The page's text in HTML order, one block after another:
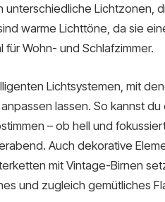
Lichtzonen,
warme Lichttöne, da sie
Wohn- und Schlafzimmer.
Lichtsystemen, mit
lassen. So kannst du
– ob hell und
Auch dekorative
mit Vintage-Birnen
und zugleich gemütliches